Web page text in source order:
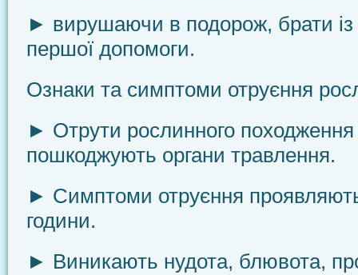
► вирушаючи в подорож, брати із
першої допомоги.
Ознаки та симптоми отруєння
► Отрути рослинного
пошкоджують органи травлення.
► Симптоми отруєння
години.
► Виникають нудота, блювота,